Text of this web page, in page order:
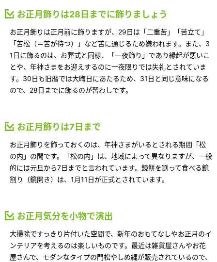
分譲住宅（建売・土地）検索
中古住宅検索
スムストック検索
売る [MISAWA RELAY]
住まいの売却
多彩な動画やこだわりが詰まった建築実例、注目の最新情報など、住
まいづくりを楽しく学べるデジタルラウンジです。
ホームラウンジ 新築・戸建て
社宅建築
医療・介護・子育て・障がい福祉施設
土地活用の基礎から長期安定経営を目指すオーナー様まで、賃貸経営
ホームラウンジ 土地活用・賃貸経営
事業用リノベーション
ホテル・旅館リフォーム
リフォーム営業所
実例動画や基礎知識、収納の工夫など、理想の住まいを叶えるリフォ
ームの具体策とアイデアを豊富にご用意しています。
ホームラウンジ リフォーム
建築再生事業
事業用売買
事業用地・事業用建物
すべてのフィールドに新しい価値をデザインし、持続可能な未来志向
のまちづくりを実現していきます。
アフターメンテナンス
ミサワリフォーム
ご相談窓口
ミサワホームオーナーさま・リフォーム工事ご契約者さまとミサワホ
ームを結ぶコミュニケーションサイト。お得・便利・安心なコンテン
ツや、ミサワホームからの大切なお知らせなど配信しています。
MISAWAについて
ミサワホームグループ
IR情報
SDGs
採用情報
新卒者採用
障がい者採用
ウエルネス事業
お正月飾りは28日までに飾りましょう
お正月飾りは正月前に飾りますが、29日は「二重苦」「苦立て」
「苦松（＝苦が待つ）」など苦に通じるため嫌われます。また、3
1日に飾るのは、お葬式と同様、「一夜飾り」であり縁起が悪いこ
とや、年神さまをお迎えするのに一夜限りでは失礼とされていま
す。30日も旧暦では大晦日にあたるため、31日と同じ意味になる
ので、28日までに飾るのが習わしです。
お正月飾りは7日まで
お正月飾りを飾っておくのは、年神さまがいるとされる期間「松
の内」の間です。「松の内」は、地域によって異なりますが、一般
的には元旦から7日までと言われています。鏡餅を割って食べる鏡
割り（鏡開き）は、1月11日が正式とされています。
お正月気分を小物で演出
大掃除ですっきり片付いた空間で、新年のおもてなしやお正月のイ
ンテリアを考えるのは楽しいものです。最近は雑貨屋さんやお花
屋さんで、モダンなタイプの門松やしめ縄が販売されているので、